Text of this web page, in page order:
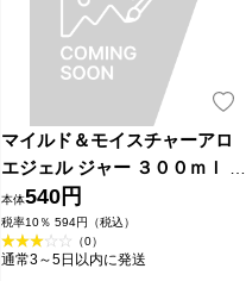
マイルド＆モイスチャーアロ
エジェル ジャー ３００ｍｌ ネ
イチャーリパブリックジャパ
ン
本体540円
税率10％ 594円（税込）
（0）
通常3～5日以内に発送